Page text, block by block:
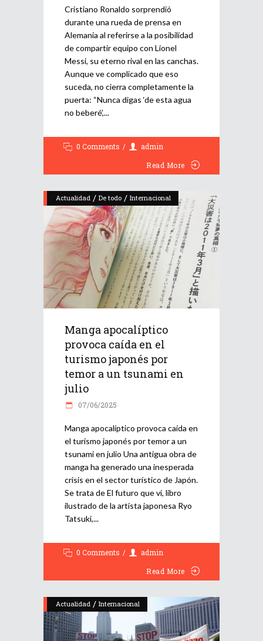
Cristiano Ronaldo sorprendió
durante una rueda de prensa en
Alemania al referirse a la posibilidad
de compartir equipo con Lionel
Messi, su eterno rival en las canchas.
Aunque ve complicado que eso
suceda, no cierra completamente la
puerta: “Nunca digas ‘de esta agua
no beberé’,
0 Comments
admin
Read More
Actualidad / De todo / Internacional
Manga apocalíptico
provoca caída en el
turismo japonés por
temor a un tsunami en
julio
07/06/2025
Manga apocalíptico provoca caída en
el turismo japonés por temor a un
tsunami en julio Una antigua obra de
manga ha generado una inesperada
crisis en el sector turístico de Japón.
Se trata de El futuro que vi, libro
ilustrado de la artista japonesa Ryo
Tatsuki,
0 Comments
admin
Read More
Actualidad / Internacional